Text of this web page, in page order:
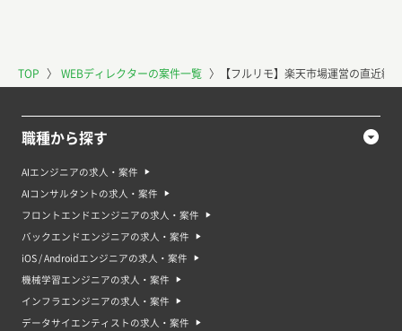
TOP 〉 WEBディレクターの案件一覧 〉 【フルリモ】楽天市場運営の直近経
職種から探す
AIエンジニアの求人・案件
AIコンサルタントの求人・案件
フロントエンドエンジニアの求人・案件
バックエンドエンジニアの求人・案件
iOS / Androidエンジニアの求人・案件
機械学習エンジニアの求人・案件
インフラエンジニアの求人・案件
データサイエンティストの求人・案件